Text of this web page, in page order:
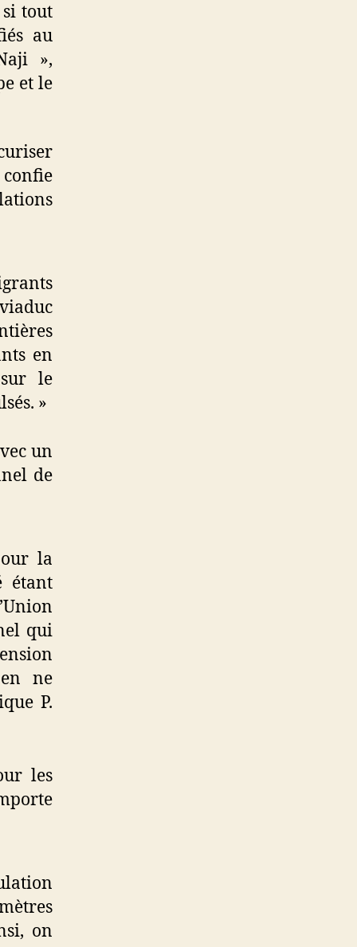
si tout
au
»,
et le
en
le
»
un
de
la
étant
qui
ne
P.
les
on